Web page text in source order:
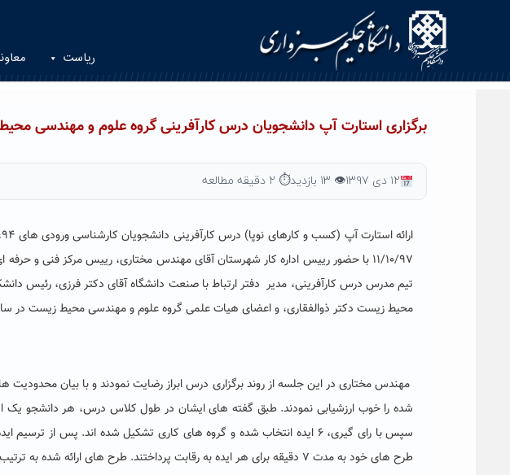
ریاست
برگزاری استارت آپ دانشجویان درس کارآفرینی گروه علوم و مهندسی
۱۲ دی ۱۳۹۷ 👁 ۱۳ بازدید ⏱ ۲ دقیقه مطالعه
۱۱/۱۰/۹۷ با حضور رییس اداره کار شهرستان آقای مهندس مختاری، رییس مرکز فنی و
تیم مدرس درس کارآفرینی، مدیر دفتر ارتباط با صنعت دانشگاه آقای دکتر فرزی، رئیس
محیط زیست دکتر ذوالفقاری، و اعضای هیات علمی گروه علوم و مهندسی محیط زیست در
مهندس مختاری در این جلسه از روند برگزاری درس ابراز رضایت نمودند و با بیان
شده را خوب ارزشیابی نمودند. طبق گفته های ایشان در طول کلاس درس، هر دانشجو یک
سپس با رای گیری، ۶ ایده انتخاب شده و گروه های کاری تشکیل شده اند. پس از
طرح های خود به مدت ۷ دقیقه برای هر ایده به رقابت پرداختند. طرح های ارائه شده به ترتیب زیر عنوان های اول تا ششم را دریافت کردند: